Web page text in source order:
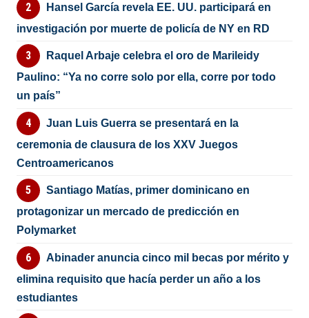
Hansel García revela EE. UU. participará en
investigación por muerte de policía de NY en RD
Raquel Arbaje celebra el oro de Marileidy
Paulino: “Ya no corre solo por ella, corre por todo
un país”
Juan Luis Guerra se presentará en la
ceremonia de clausura de los XXV Juegos
Centroamericanos
Santiago Matías, primer dominicano en
protagonizar un mercado de predicción en
Polymarket
Abinader anuncia cinco mil becas por mérito y
elimina requisito que hacía perder un año a los
estudiantes